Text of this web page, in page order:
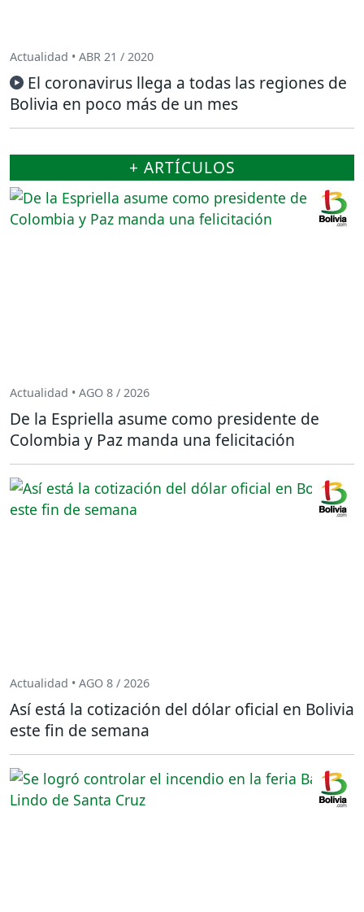
Actualidad • ABR 21 / 2020
El coronavirus llega a todas las regiones de
Bolivia en poco más de un mes
+ ARTÍCULOS
Actualidad • AGO 8 / 2026
De la Espriella asume como presidente de
Colombia y Paz manda una felicitación
Actualidad • AGO 8 / 2026
Así está la cotización del dólar oficial en Bolivia
este fin de semana